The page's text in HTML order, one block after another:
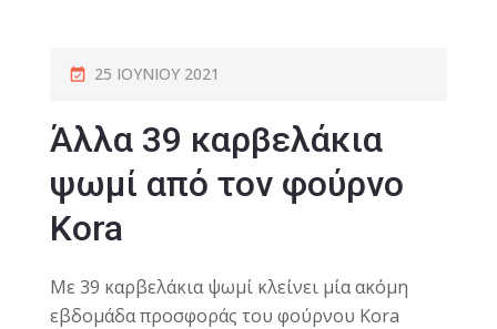
25 ΙΟΥΝΊΟΥ 2021
Άλλα 39 καρβελάκια
ψωμί από τον φούρνο
Kora
Με 39 καρβελάκια ψωμί κλείνει μία ακόμη
εβδομάδα προσφοράς του φούρνου Kora